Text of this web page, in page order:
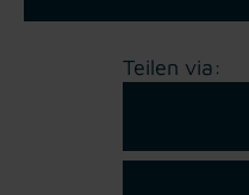
Teilen via: